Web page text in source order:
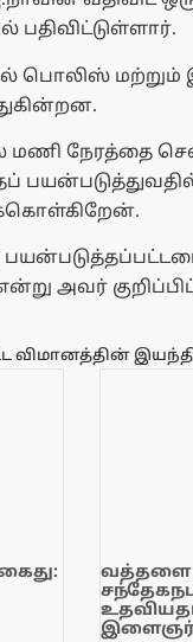
பதிவிட்டுள்ளார்.
பொலிஸ்
நேரத்தை
அவர்
வத்தளை
இளைஞர்